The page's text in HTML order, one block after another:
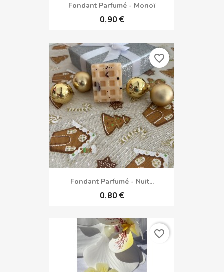
Fondant Parfumé - Monoï
0,90 €
Fondant Parfumé - Nuit...
0,80 €
favorite_border
favorite_border